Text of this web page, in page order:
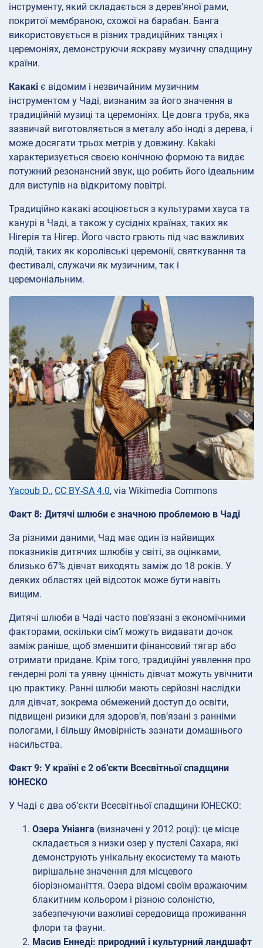
інструменту, який складається з дерев’яної рами,
покритої мембраною, схожої на барабан. Банга
використовується в різних традиційних танцях і
церемоніях, демонструючи яскраву музичну спадщину
країни.
Какакі є відомим і незвичайним музичним
інструментом у Чаді, визнаним за його значення в
традиційній музиці та церемоніях. Це довга труба, яка
зазвичай виготовляється з металу або іноді з дерева, і
може досягати трьох метрів у довжину. Kakaki
характеризується своєю конічною формою та видає
потужний резонансний звук, що робить його ідеальним
для виступів на відкритому повітрі.
Традиційно какакі асоціюється з культурами хауса та
канурі в Чаді, а також у сусідніх країнах, таких як
Нігерія та Нігер. Його часто грають під час важливих
подій, таких як королівські церемонії, святкування та
фестивалі, служачи як музичним, так і
церемоніальним.
Yacoub D., CC BY-SA 4.0, via Wikimedia Commons
Факт 8: Дитячі шлюби є значною проблемою в Чаді
За різними даними, Чад має один із найвищих
показників дитячих шлюбів у світі, за оцінками,
близько 67% дівчат виходять заміж до 18 років. У
деяких областях цей відсоток може бути навіть
вищим.
Дитячі шлюби в Чаді часто пов’язані з економічними
факторами, оскільки сім’ї можуть видавати дочок
заміж раніше, щоб зменшити фінансовий тягар або
отримати придане. Крім того, традиційні уявлення про
гендерні ролі та уявну цінність дівчат можуть увічнити
цю практику. Ранні шлюби мають серйозні наслідки
для дівчат, зокрема обмежений доступ до освіти,
підвищені ризики для здоров’я, пов’язані з ранніми
пологами, і більшу ймовірність зазнати домашнього
насильства.
Факт 9: У країні є 2 об’єкти Всесвітньої спадщини
ЮНЕСКО
У Чаді є два об’єкти Всесвітньої спадщини ЮНЕСКО:
Озера Уніанга (визначені у 2012 році): це місце
складається з низки озер у пустелі Сахара, які
демонструють унікальну екосистему та мають
вирішальне значення для місцевого
біорізноманіття. Озера відомі своїм вражаючим
блакитним кольором і різною солоністю,
забезпечуючи важливі середовища проживання
флори та фауни.
Масив Еннеді: природний і культурний ландшафт